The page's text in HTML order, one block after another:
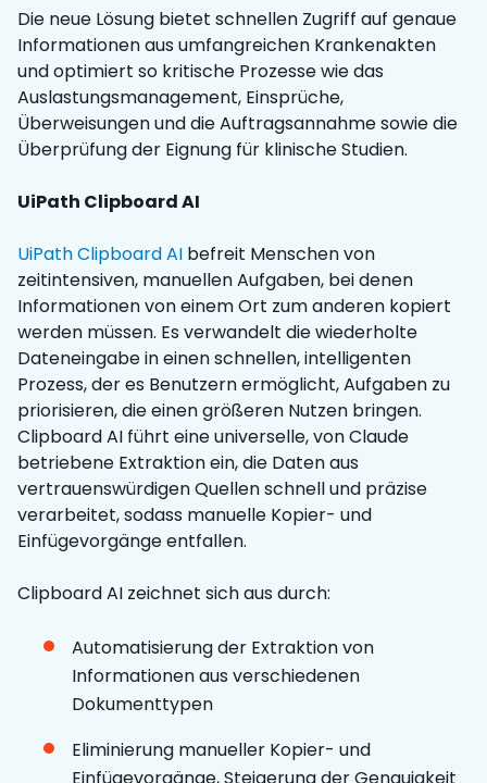
Die neue Lösung bietet schnellen Zugriff auf genaue
Informationen aus umfangreichen Krankenakten
und optimiert so kritische Prozesse wie das
Auslastungsmanagement, Einsprüche,
Überweisungen und die Auftragsannahme sowie die
Überprüfung der Eignung für klinische Studien.
UiPath Clipboard AI
UiPath Clipboard AI befreit Menschen von
zeitintensiven, manuellen Aufgaben, bei denen
Informationen von einem Ort zum anderen kopiert
werden müssen. Es verwandelt die wiederholte
Dateneingabe in einen schnellen, intelligenten
Prozess, der es Benutzern ermöglicht, Aufgaben zu
priorisieren, die einen größeren Nutzen bringen.
Clipboard AI führt eine universelle, von Claude
betriebene Extraktion ein, die Daten aus
vertrauenswürdigen Quellen schnell und präzise
verarbeitet, sodass manuelle Kopier- und
Einfügevorgänge entfallen.
Clipboard AI zeichnet sich aus durch:
Automatisierung der Extraktion von
Informationen aus verschiedenen
Dokumenttypen
Eliminierung manueller Kopier- und